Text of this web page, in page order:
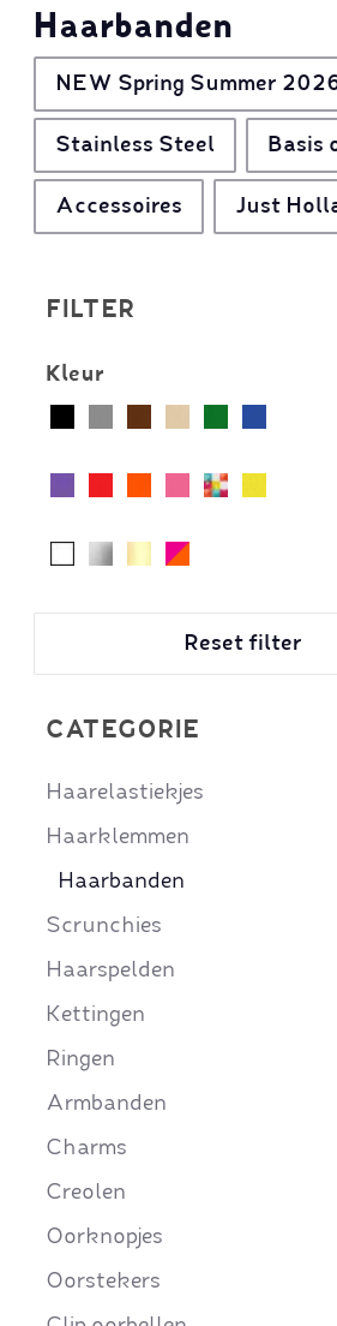
Haarbanden
NEW Spring Summer
Stainless Steel Basis
Accessoires Just
FILTER
Kleur
Reset filter
CATEGORIE
Haarelastiekjes
Haarklemmen
Haarbanden
Scrunchies
Haarspelden
Kettingen
Ringen
Armbanden
Charms
Creolen
Oorknopjes
Oorstekers